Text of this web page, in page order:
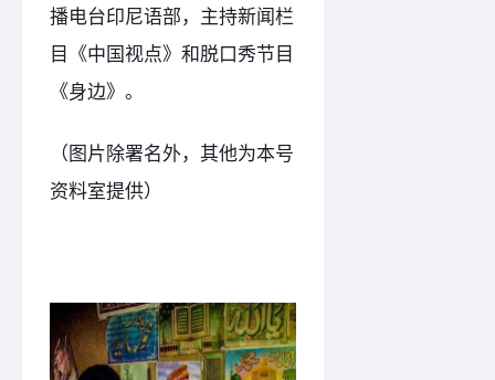
播电台印尼语部，主持新闻栏
目《中国视点》和脱口秀节目
《身边》。
（图片除署名外，其他为本号
资料室提供）